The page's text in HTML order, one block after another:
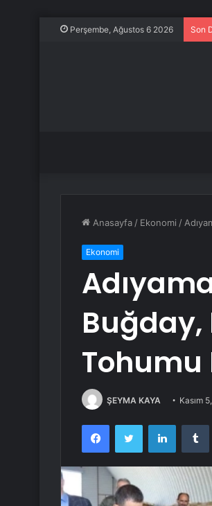
Perşembe, Ağustos 6 2026 Son
Anasayfa / Ekonomi /
Ekonomi
Tohumu
ŞEYMA KAYA Kasım
FacebookTwitter LinkedIn